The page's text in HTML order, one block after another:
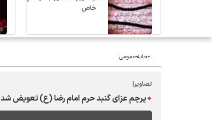
خاص
خانهعمومی
تصاویر|
پرچم عزای گنبد حرم امام رضا (ع) تعویض شد